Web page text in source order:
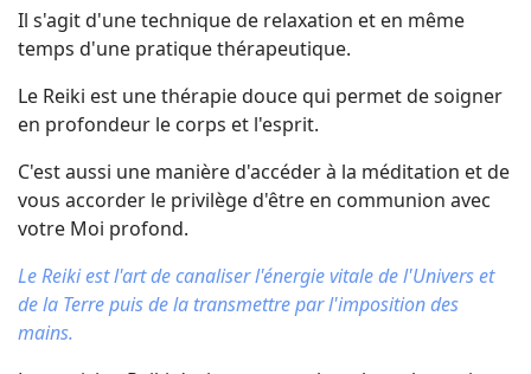
Il s'agit d'une technique de relaxation et en même
temps d'une pratique thérapeutique.
Le Reiki est une thérapie douce qui permet de soigner
en profondeur le corps et l'esprit.
C'est aussi une manière d'accéder à la méditation et de
vous accorder le privilège d'être en communion avec
votre Moi profond.
Le Reiki est l'art de canaliser l'énergie vitale de l'Univers et
de la Terre puis de la transmettre par l'imposition des
mains.